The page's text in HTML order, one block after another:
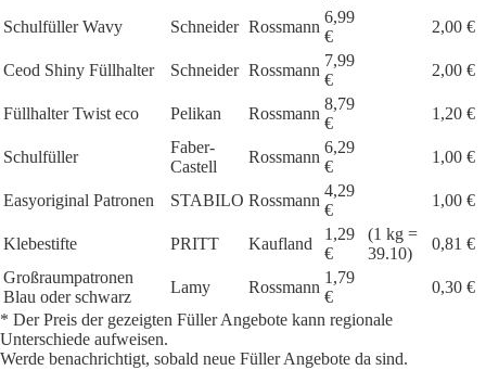
Schulfüller Wavy Schneider Rossmann
6,99
€
2,00 €
Ceod Shiny Füllhalter Schneider Rossmann
7,99
€
2,00 €
Füllhalter Twist eco Pelikan Rossmann
8,79
€
1,20 €
Schulfüller
Faber-
Castell
Rossmann
6,29
€
1,00 €
Easyoriginal Patronen STABILO Rossmann
4,29
€
1,00 €
Klebestifte PRITT Kaufland
1,29
€
(1 kg =
39.10)
0,81 €
Großraumpatronen
Blau oder schwarz
Lamy Rossmann
1,79
€
0,30 €
* Der Preis der gezeigten Füller Angebote kann regionale
Unterschiede aufweisen.
Werde benachrichtigt, sobald neue Füller Angebote da sind.